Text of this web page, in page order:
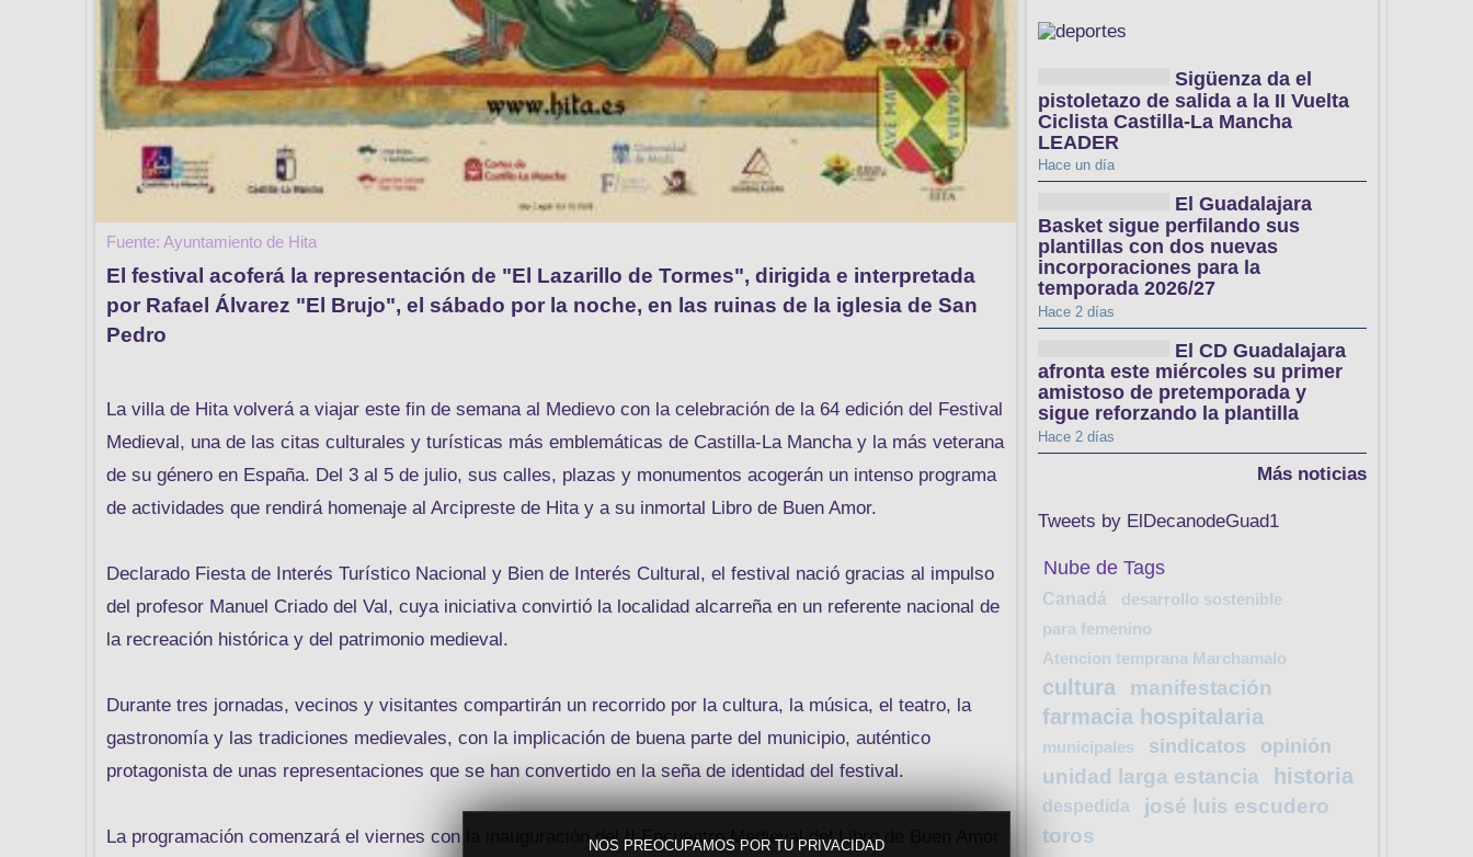
NOS PREOCUPAMOS POR TU PRIVACIDAD
Fuente: Ayuntamiento de Hita
El festival acoferá la representación de "El Lazarillo de Tormes", dirigida e interpretada
por Rafael Álvarez "El Brujo", el sábado por la noche, en las ruinas de la iglesia de San
Pedro
La villa de Hita volverá a viajar este fin de semana al Medievo con la celebración de la 64 edición del Festival
Medieval, una de las citas culturales y turísticas más emblemáticas de Castilla-La Mancha y la más veterana
de su género en España. Del 3 al 5 de julio, sus calles, plazas y monumentos acogerán un intenso programa
de actividades que rendirá homenaje al Arcipreste de Hita y a su inmortal Libro de Buen Amor.
Declarado Fiesta de Interés Turístico Nacional y Bien de Interés Cultural, el festival nació gracias al impulso
del profesor Manuel Criado del Val, cuya iniciativa convirtió la localidad alcarreña en un referente nacional de
la recreación histórica y del patrimonio medieval.
Durante tres jornadas, vecinos y visitantes compartirán un recorrido por la cultura, la música, el teatro, la
gastronomía y las tradiciones medievales, con la implicación de buena parte del municipio, auténtico
protagonista de unas representaciones que se han convertido en la seña de identidad del festival.
La programación comenzará el viernes con la inauguración del II Encuentro Medieval del Libro de Buen Amor
Sigüenza da el
pistoletazo de salida a la II Vuelta
Ciclista Castilla-La Mancha
LEADER
Hace un día
El Guadalajara
Basket sigue perfilando sus
plantillas con dos nuevas
incorporaciones para la
temporada 2026/27
Hace 2 días
El CD Guadalajara
afronta este miércoles su primer
amistoso de pretemporada y
sigue reforzando la plantilla
Hace 2 días
Más noticias
Tweets by ElDecanodeGuad1
Nube de Tags
Canadá
desarrollo sostenible
para femenino
Atencion temprana Marchamalo
cultura manifestación
farmacia hospitalaria
municipales sindicatos opinión
unidad larga estancia historia
despedida
josé luis escudero
toros